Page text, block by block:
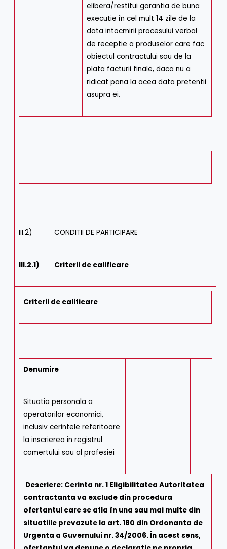
elibera/restitui garantia de buna
executie în cel mult 14 zile de la
data intocmirii procesului verbal
de receptie a produselor care fac
obiectul contractului sau de la
plata facturii finale, daca nu a
ridicat pana la acea data pretentii
asupra ei.
III.2) CONDITII DE PARTICIPARE
III.2.1) Criterii de calificare
Criterii de calificare
Denumire
Situatia personala a
operatorilor economici,
inclusiv cerintele referitoare
la inscrierea in registrul
comertului sau al profesiei
Descriere: Cerinta nr. 1 Eligibilitatea Autoritatea
contractanta va exclude din procedura
ofertantul care se afla în una sau mai multe din
situatiile prevazute la art. 180 din Ordonanta de
Urgenta a Guvernului nr. 34/2006. În acest sens,